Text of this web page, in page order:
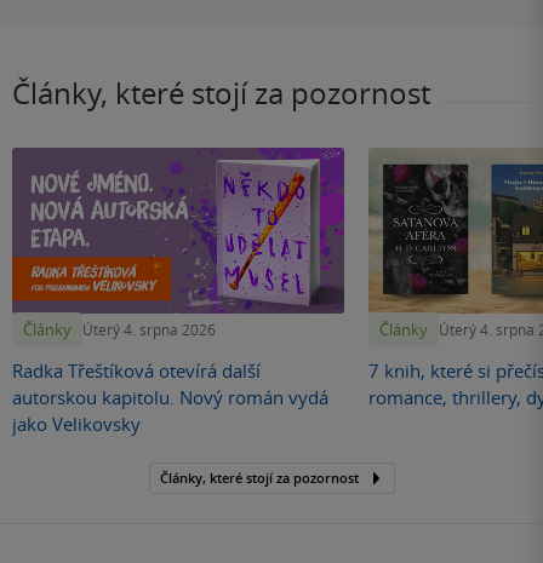
Články, které stojí za pozornost
Články Úterý 4. srpna 2026
Radka Třeštíková otevírá další
autorskou kapitolu. Nový román vydá
jako Velikovsky
Články Úterý 4. srpna
7 knih, které si
romance, thrillery,
Články, které stojí za pozornost